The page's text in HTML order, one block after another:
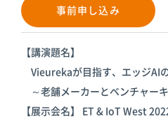
事前申し込み
【講演題名】
Vieurekaが目指す、エッジAI
～老舗メーカーとベンチャー
【展示会名】 ET & IoT West